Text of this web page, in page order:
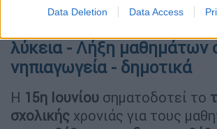
Data Deletion Data Access
λύκεια - Λήξη μαθημάτων
νηπιαγωγεία - δημοτικά
Η 15η Ιουνίου σηματοδοτεί το
σχολικής χρονιάς για τους